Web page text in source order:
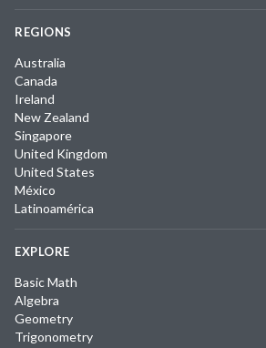
REGIONS
Australia
Canada
Ireland
New Zealand
Singapore
United Kingdom
United States
México
Latinoamérica
EXPLORE
Basic Math
Algebra
Geometry
Trigonometry